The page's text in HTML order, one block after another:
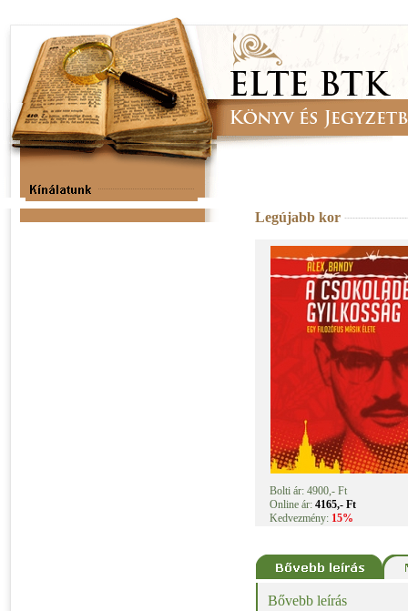
Legújabb kor
Bolti ár: 4900,- Ft
Online ár: 4165,- Ft
Kedvezmény: 15%
Bővebb leírás